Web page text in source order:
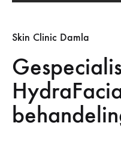
Skin Clinic Damla